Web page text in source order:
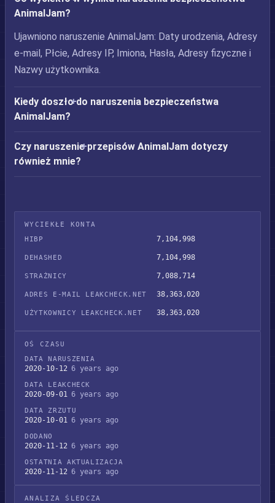
AnimalJam?
Ujawniono naruszenie AnimalJam: Daty urodzenia, Adresy
e-mail, Płcie, Adresy IP, Imiona, Hasła, Adresy fizyczne i
Nazwy użytkownika.
Kiedy doszło do naruszenia bezpieczeństwa
AnimalJam?
Czy naruszenie przepisów AnimalJam dotyczy
również mnie?
WYCIEKŁE KONTA
HIBP
7,104,998
DEHASHED 7,104,998
STRAŻNICY 7,088,714
ADRES E-MAIL LEAKCHECK.NET 38,363,020
UŻYTKOWNICY LEAKCHECK.NET 38,363,020
OŚ CZASU
DATA NARUSZENIA
2020-10-12 6 years ago
DATA LEAKCHECK
2020-09-01 6 years ago
DATA ZRZUTU
2020-10-01 6 years ago
DODANO
2020-11-12 6 years ago
OSTATNIA AKTUALIZACJA
2020-11-12 6 years ago
ANALIZA ŚLEDCZA